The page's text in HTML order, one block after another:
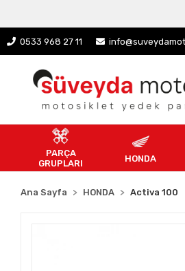
0533 968 27 11
PARÇA
GRUPLARI
HONDA
Ana Sayfa HONDA Activa 100